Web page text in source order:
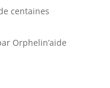
centaines
Orphelin’aide